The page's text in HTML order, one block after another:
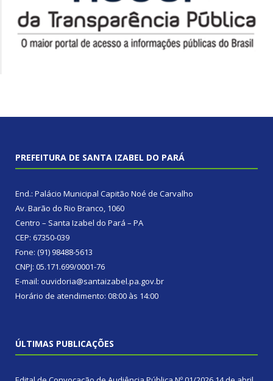
PREFEITURA DE SANTA IZABEL DO PARÁ
End.: Palácio Municipal Capitão Noé de Carvalho
Av. Barão do Rio Branco, 1060
Centro – Santa Izabel do Pará – PA
CEP: 67350-039
Fone: (91) 98488-5613
CNPJ: 05.171.699/0001-76
E-mail: ouvidoria@santaizabel.pa.gov.br
Horário de atendimento: 08:00 às 14:00
ÚLTIMAS PUBLICAÇÕES